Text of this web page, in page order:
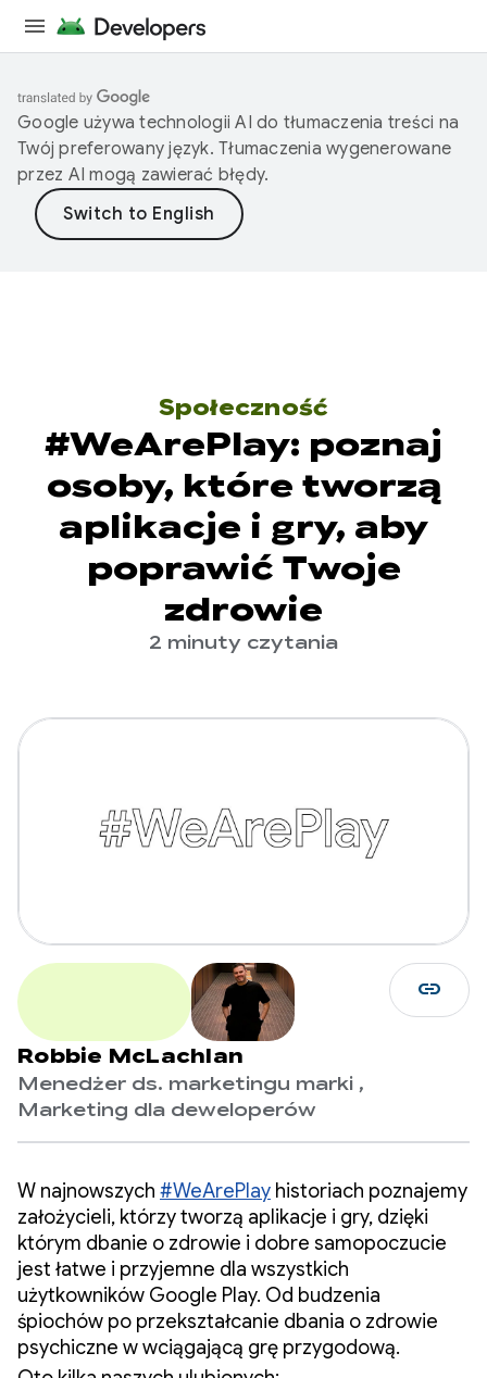
Google używa technologii AI do tłumaczenia treści na
Twój preferowany język. Tłumaczenia wygenerowane
przez AI mogą zawierać błędy.
Społeczność
#WeArePlay: poznaj
osoby, które tworzą
aplikacje i gry, aby
poprawić Twoje
zdrowie
2 minuty czytania
Robbie McLachlan
Menedżer ds. marketingu marki ,
Marketing dla deweloperów
link
W najnowszych #WeArePlay historiach poznajemy
założycieli, którzy tworzą aplikacje i gry, dzięki
którym dbanie o zdrowie i dobre samopoczucie
jest łatwe i przyjemne dla wszystkich
użytkowników Google Play. Od budzenia
śpiochów po przekształcanie dbania o zdrowie
psychiczne w wciągającą grę przygodową.